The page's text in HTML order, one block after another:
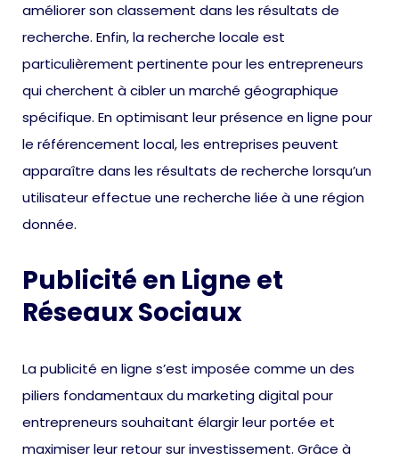
améliorer son classement dans les résultats de
recherche. Enfin, la recherche locale est
particulièrement pertinente pour les entrepreneurs
qui cherchent à cibler un marché géographique
spécifique. En optimisant leur présence en ligne pour
le référencement local, les entreprises peuvent
apparaître dans les résultats de recherche lorsqu’un
utilisateur effectue une recherche liée à une région
donnée.
Publicité en Ligne et
Réseaux Sociaux
La publicité en ligne s’est imposée comme un des
piliers fondamentaux du marketing digital pour
entrepreneurs souhaitant élargir leur portée et
maximiser leur retour sur investissement. Grâce à